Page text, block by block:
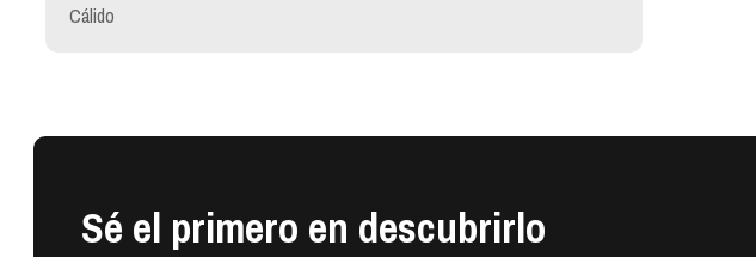
Cálido
Sé el primero en descubrirlo